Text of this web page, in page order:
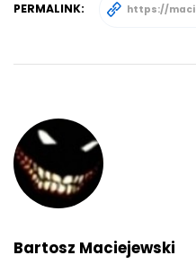
PERMALINK:
Bartosz Maciejewski